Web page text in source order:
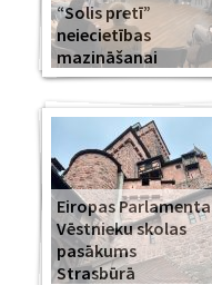
“Solis pretī”
neiecietības
mazināšanai
Eiropas Parlamenta
Vēstnieku skolas
pasākums
Strasbūrā